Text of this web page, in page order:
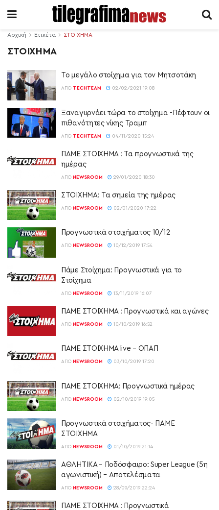
Αρχική Ετικέτα ΣΤΟΙΧΗΜΑ
ΣΤΟΙΧΗΜΑ
To μεγάλο στοίχημα για τον Μητσοτάκη
ΑΠΌ TECHTEAM 02/02/2021 19:08
Ξαναγυρνάει τώρα το στοίχημα -Πέφτουν οι
πιθανότητες νίκης Τραμπ
ΑΠΌ TECHTEAM 04/11/2020 15:24
ΠΑΜΕ ΣΤΟΙΧΗΜΑ : Τα προγνωστικά της
ημέρας
ΑΠΌ NEWSROOM 29/01/2020 18:30
ΣΤΟΙΧΗΜΑ: Τα σημεία της ημέρας
ΑΠΌ NEWSROOM 02/01/2020 17:22
Προγνωστικά στοιχήματος 10/12
ΑΠΌ NEWSROOM 10/12/2019 17:54
Πάμε Στοίχημα: Προγνωστικά για το
Στοίχημα
ΑΠΌ NEWSROOM 13/11/2019 16:07
ΠΑΜΕ ΣΤΟΙΧΗΜΑ : Προγνωστικά και αγώνες
ΑΠΌ NEWSROOM 10/10/2019 16:52
ΠΑΜΕ ΣΤΟΙΧΗΜΑ live – ΟΠΑΠ
ΑΠΌ NEWSROOM 03/10/2019 17:20
ΠΑΜΕ ΣΤΟΙΧΗΜΑ: Προγνωστικά ημέρας
ΑΠΌ NEWSROOM 02/10/2019 19:05
Προγνωστικά στοιχήματος- ΠΑΜΕ
ΣΤΟΙΧΗΜΑ
ΑΠΌ NEWSROOM 01/10/2019 21:14
ΑΘΛΗΤΙΚΑ – Ποδόσφαιρο: Super League (5η
αγωνιστική) – Αποτελέσματα
ΑΠΌ NEWSROOM 28/09/2019 22:24
ΠΑΜΕ ΣΤΟΙΧΗΜΑ : Προγνωστικά